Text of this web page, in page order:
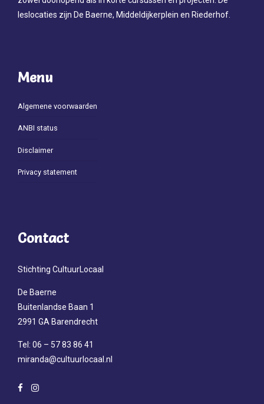
leslocaties zijn De Baerne, Middeldijkerplein en Riederhof.
Menu
Algemene voorwaarden
ANBI status
Disclaimer
Privacy statement
Contact
Stichting CultuurLocaal
De Baerne
Buitenlandse Baan 1
2991 GA Barendrecht
Tel: 06 – 57 83 86 41
miranda@cultuurlocaal.nl